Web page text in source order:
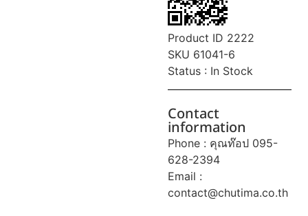
Product ID 2222
SKU 61041-6
Status : In Stock
Contact
information
Phone : คุณท๊อป 095-
628-2394
Email :
contact@chutima.co.th